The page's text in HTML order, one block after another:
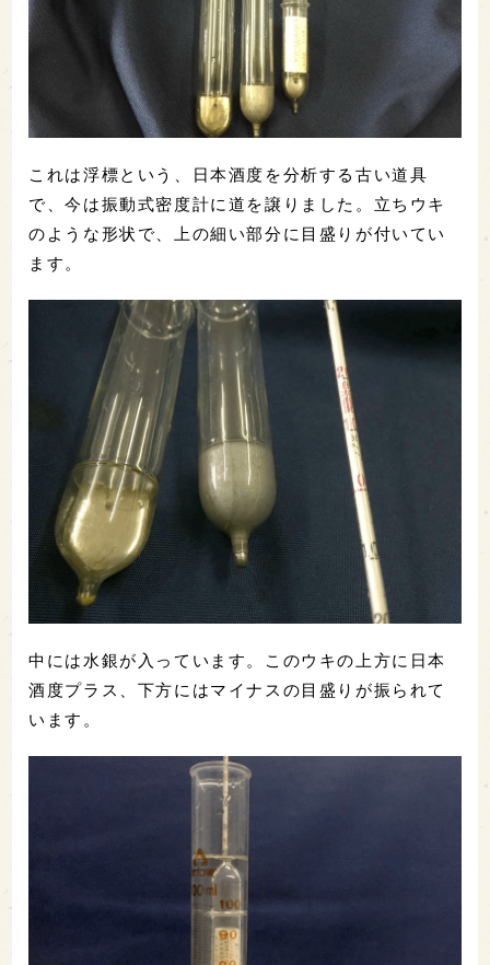
これは浮標という、日本酒度を分析する古い道具
で、今は振動式密度計に道を譲りました。立ちウキ
のような形状で、上の細い部分に目盛りが付いてい
ます。
中には水銀が入っています。このウキの上方に日本
酒度プラス、下方にはマイナスの目盛りが振られて
います。